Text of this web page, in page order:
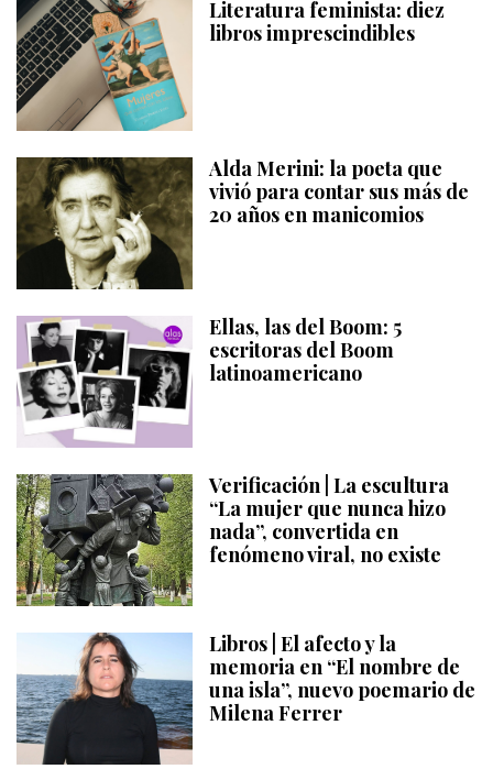
Literatura feminista: diez
libros imprescindibles
Alda Merini: la poeta que
vivió para contar sus más de
20 años en manicomios
Ellas, las del Boom: 5
escritoras del Boom
latinoamericano
Verificación | La escultura
“La mujer que nunca hizo
nada”, convertida en
fenómeno viral, no existe
Libros | El afecto y la
memoria en “El nombre de
una isla”, nuevo poemario de
Milena Ferrer